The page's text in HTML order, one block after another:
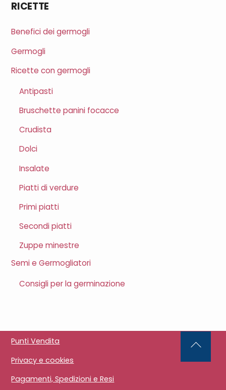
RICETTE
Benefici dei germogli
Germogli
Ricette con germogli
Antipasti
Bruschette panini focacce
Crudista
Dolci
Insalate
Piatti di verdure
Primi piatti
Secondi piatti
Zuppe minestre
Semi e Germogliatori
Consigli per la germinazione
Punti Vendita
Privacy e cookies
Pagamenti, Spedizioni e Resi